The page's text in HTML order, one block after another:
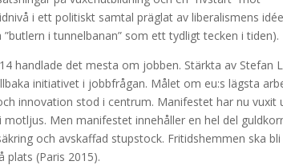
i ett politiskt samtal präglat av liberalismens
i tunnelbanan” som ett tydligt tecken i tiden).
handlade det mesta om jobben. Stärkta av Stefan
initiativet i jobbfrågan. Målet om eu:s lägsta
innovation stod i centrum. Manifestet har nu vuxit
Men manifestet innehåller en hel del
och avskaffad stupstock. Fritidshemmen ska
(Paris 2015).